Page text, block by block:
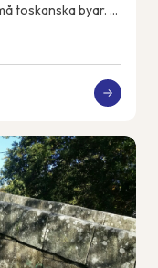
toskanska byar. Vi